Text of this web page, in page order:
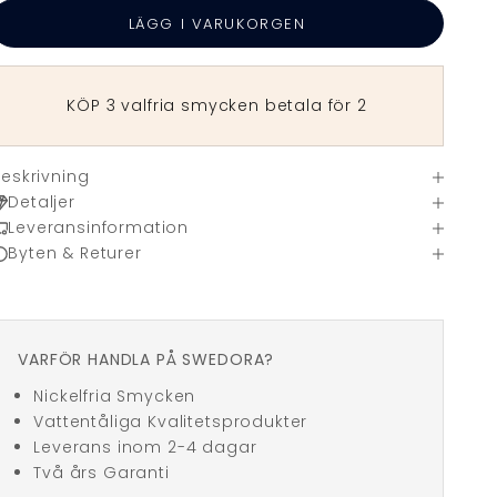
LÄGG I VARUKORGEN
KÖP 3 valfria smycken betala för 2
Detaljer
Leveransinformation
Byten & Returer
VARFÖR HANDLA PÅ SWEDORA?
Nickelfria Smycken
Vattentåliga Kvalitetsprodukter
Leverans inom 2-4 dagar
Två års Garanti